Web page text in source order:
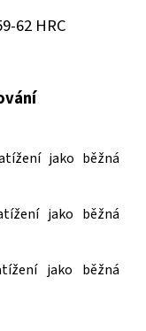
62 HRC
jako běžná
jako běžná
jako běžná